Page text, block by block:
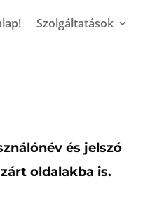
Szolgáltatások
és jelszó
oldalakba is.